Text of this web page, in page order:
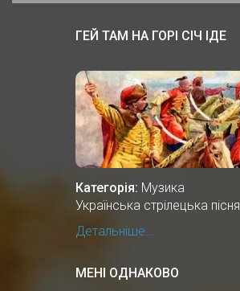
ГЕЙ ТАМ НА ГОРІ СІЧ ІДЕ
Категорія: Музика
Українська стрілецька пісня
Детальніше...
МЕНІ ОДНАКОВО